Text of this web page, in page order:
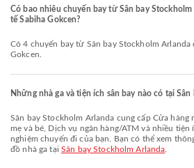
Có bao nhiêu chuyến bay từ Sân bay
tế Sabiha Gokcen?
Có 4 chuyến bay từ Sân bay Stockholm Arlanda đến Sân bay quốc tế Sabiha
Gokcen.
Những nhà ga và tiện ích sân bay nào có tại
Sân bay Stockholm Arlanda cung cấp Cửa hàng miễn thuế, Phòng chăm sóc
mẹ và bé, Dịch vụ ngân hàng/ATM và nhiều tiện
nghiệm chuyến đi của bạn. Bạn có thể xem
đồ nhà ga tại Sân bay Stockholm Arlanda